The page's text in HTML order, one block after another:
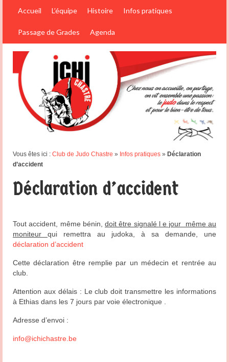
Accueil L’équipe Histoire Infos pratiques
Passage de Grades Agenda
Vous êtes ici : Club de Judo Chastre » Infos pratiques » Déclaration
d’accident
Déclaration d’accident
Tout accident, même bénin, doit être signalé l e jour même au
moniteur qui remettra au judoka, à sa demande, une
déclaration d’accident
Cette déclaration être remplie par un médecin et rentrée au
club.
Attention aux délais : Le club doit transmettre les informations
à Ethias dans les 7 jours par voie électronique .
Adresse d’envoi :
info@ichichastre.be